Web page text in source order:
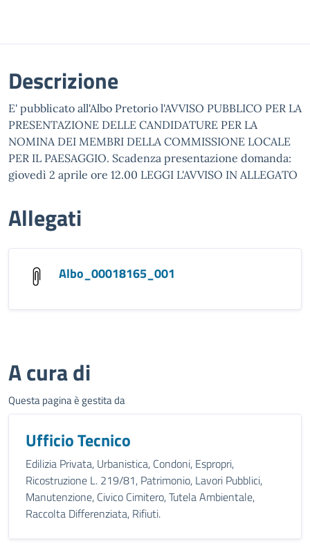
Descrizione
E' pubblicato all'Albo Pretorio l'AVVISO PUBBLICO PER LA
PRESENTAZIONE DELLE CANDIDATURE PER LA
NOMINA DEI MEMBRI DELLA COMMISSIONE LOCALE
PER IL PAESAGGIO. Scadenza presentazione domanda:
giovedì 2 aprile ore 12.00 LEGGI L'AVVISO IN ALLEGATO
Allegati
Albo_00018165_001
A cura di
Questa pagina è gestita da
Ufficio Tecnico
Edilizia Privata, Urbanistica, Condoni, Espropri,
Ricostruzione L. 219/81, Patrimonio, Lavori Pubblici,
Manutenzione, Civico Cimitero, Tutela Ambientale,
Raccolta Differenziata, Rifiuti.